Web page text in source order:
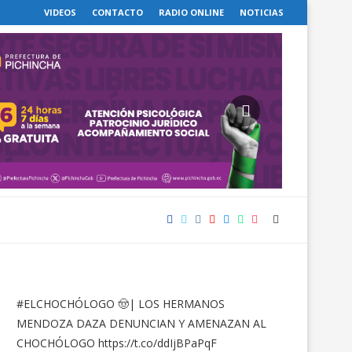
VIDEOS CONTACTO RADIO ONLINE NOTICIAS
#ELCHOCHÓLOGO 🤠| LOS HERMANOS
MENDOZA DAZA DENUNCIAN Y AMENAZAN AL
CHOCHÓLOGO https://t.co/ddIjBPaPqF